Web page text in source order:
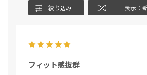
絞り込み 表示：
フィット感抜群